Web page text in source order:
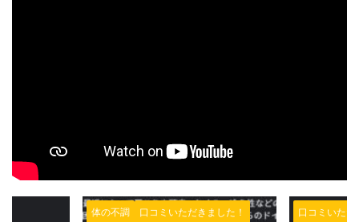
体の不調 口コミいただきました！ 口コミいただ